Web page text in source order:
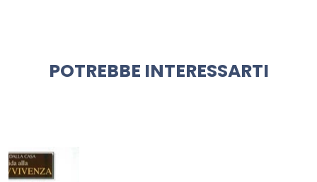
POTREBBE INTERESSARTI